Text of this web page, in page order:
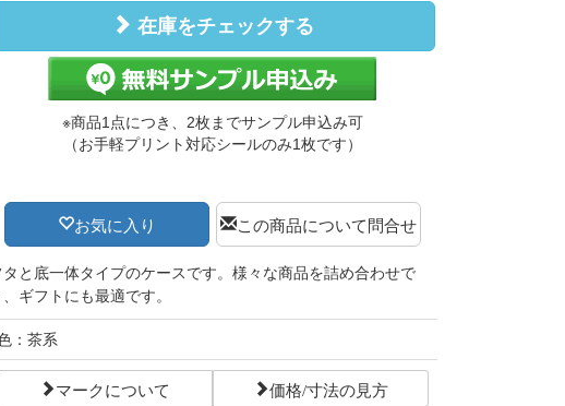
在庫をチェックする
※商品1点につき、2枚までサンプル申込み可
（お手軽プリント対応シールのみ1枚です）
お気に入り この商品について問合せ
タと底一体タイプのケースです。様々な商品を詰め合わせで
、ギフトにも最適です。
：茶系
マークについて 価格/寸法の見方